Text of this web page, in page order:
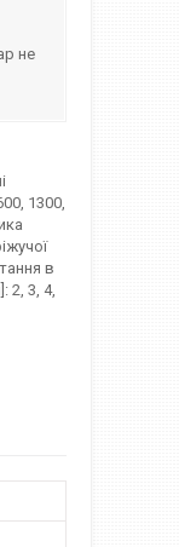
не
1300,
в
2, 3, 4,